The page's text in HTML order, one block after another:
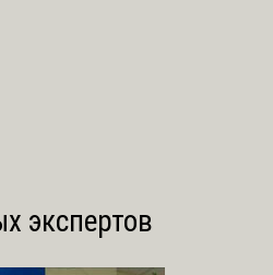
экспертов